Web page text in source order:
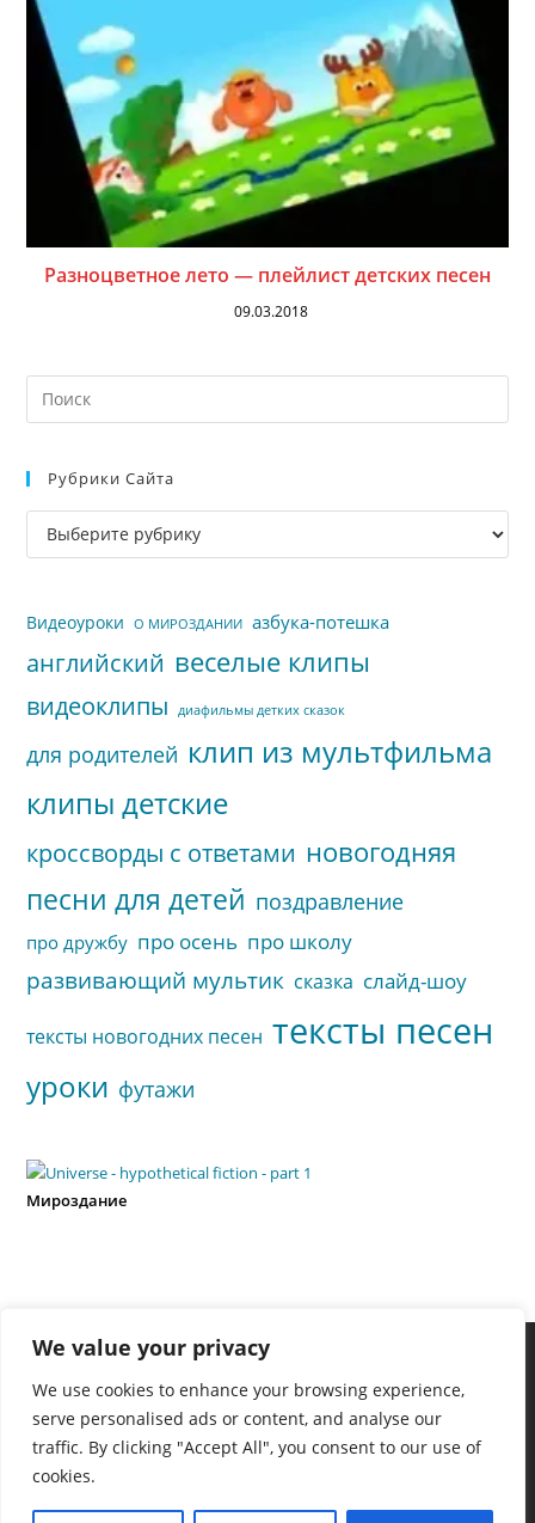
We value your privacy
We use cookies to enhance your browsing experience,
serve personalised ads or content, and analyse our
traffic. By clicking "Accept All", you consent to our use of
cookies.
Разноцветное лето — плейлист детских песен
09.03.2018
Рубрики Сайта
Рубрики
сайта
Видеоуроки О МИРОЗДАНИИ азбука-потешка
английский веселые клипы
видеоклипы диафильмы детких сказок
для родителей клип из мультфильма
клипы детские
кроссворды с ответами новогодняя
песни для детей поздравление
про дружбу про осень про школу
развивающий мультик сказка слайд-шоу
тексты новогодних песен тексты песен
уроки футажи
Мироздание